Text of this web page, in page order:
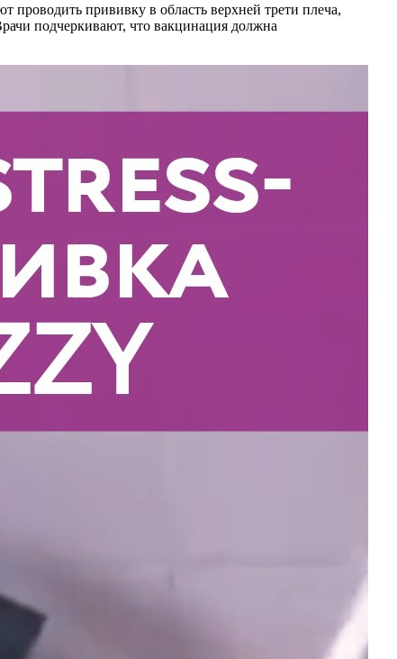
прививку в область верхней трети плеча,
подчеркивают, что вакцинация должна